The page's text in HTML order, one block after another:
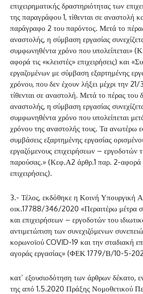
επιχειρηματικής δραστηριότητας των
της παραγράφου 1, τίθενται σε αναστολή
παράγραφο 2 του παρόντος. Μετά το
αναστολής, η σύμβαση εργασίας
συμφωνηθέντα χρόνο που υπολείπεται»
αφορά τις «κλειστές» επιχειρήσεις) και
εργαζομένων με σύμβαση εξαρτημένης
χρόνου, που δεν έχουν λήξει μέχρι την
τίθενται σε αναστολή. Μετά το πέρας του
αναστολής, η σύμβαση εργασίας
συμφωνηθέντα χρόνο που υπολείπεται
χρόνου της αναστολής τους. Τα ανωτέρω
συμβάσεις εξαρτημένης εργασίας
εργαζόμενους επιχειρήσεων – εργοδοτών
παρούσας.» (Κεφ.Α2 άρθρ.1 παρ. 2-αφορά
επιχειρήσεις).
3.- Τέλος, εκδόθηκε η Κοινή Υπουργική
οικ.17788/346/2020 «Περαιτέρω μέτρα
και επιχειρήσεων – εργοδοτών του
αντιμετώπιση των συνεχιζόμενων
κορωνοϊού COVID-19 και την σταδιακή
αγοράς εργασίας» (ΦΕΚ 1779/Β/10-5-
κατ’ εξουσιοδότηση των άρθρων δέκατο,
της από 1.5.2020 Πράξης Νομοθετικού